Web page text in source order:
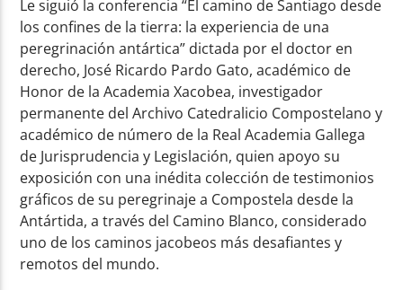
Le siguió la conferencia “El camino de Santiago desde
los confines de la tierra: la experiencia de una
peregrinación antártica” dictada por el doctor en
derecho, José Ricardo Pardo Gato, académico de
Honor de la Academia Xacobea, investigador
permanente del Archivo Catedralicio Compostelano y
académico de número de la Real Academia Gallega
de Jurisprudencia y Legislación, quien apoyo su
exposición con una inédita colección de testimonios
gráficos de su peregrinaje a Compostela desde la
Antártida, a través del Camino Blanco, considerado
uno de los caminos jacobeos más desafiantes y
remotos del mundo.